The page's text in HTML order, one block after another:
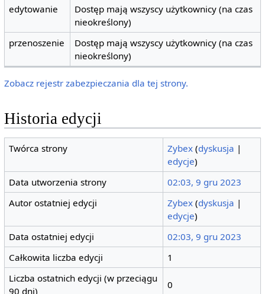
edytowanie
Dostęp mają wszyscy użytkownicy (na czas
nieokreślony)
przenoszenie
Dostęp mają wszyscy użytkownicy (na czas
nieokreślony)
Zobacz rejestr zabezpieczania dla tej strony.
Historia edycji
Twórca strony Zybex (dyskusja |
edycje)
Data utworzenia strony
02:03, 9 gru 2023
Autor ostatniej edycji
Zybex (dyskusja |
edycje)
Data ostatniej edycji
02:03, 9 gru 2023
Całkowita liczba edycji
1
Liczba ostatnich edycji (w przeciągu
90 dni)
0